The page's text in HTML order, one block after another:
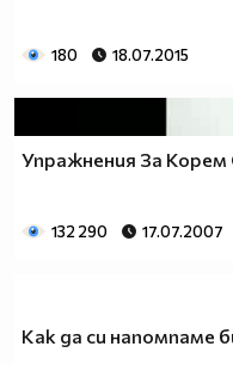
180 18.07.2015
Упражнения За Корем
132 290 17.07.2007
Как да си напомпаме